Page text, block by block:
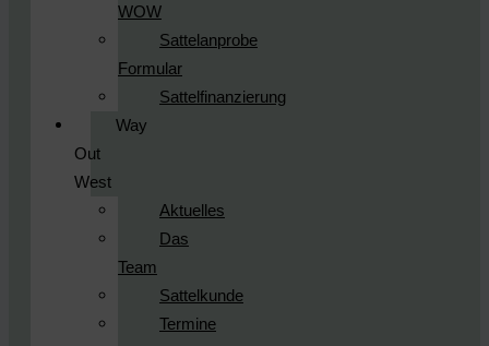
WOW
Sattelanprobe
Formular
Sattelfinanzierung
Way
Out
West
Aktuelles
Das
Team
Sattelkunde
Termine